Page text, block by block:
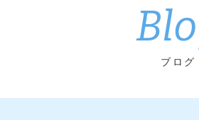
ブログ